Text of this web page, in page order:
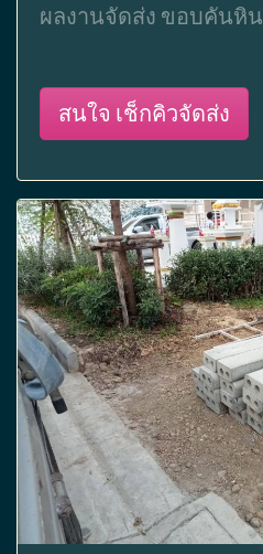
ผลงานจัดส่ง ขอบคันหิน
สนใจ เช็กคิวจัดส่ง